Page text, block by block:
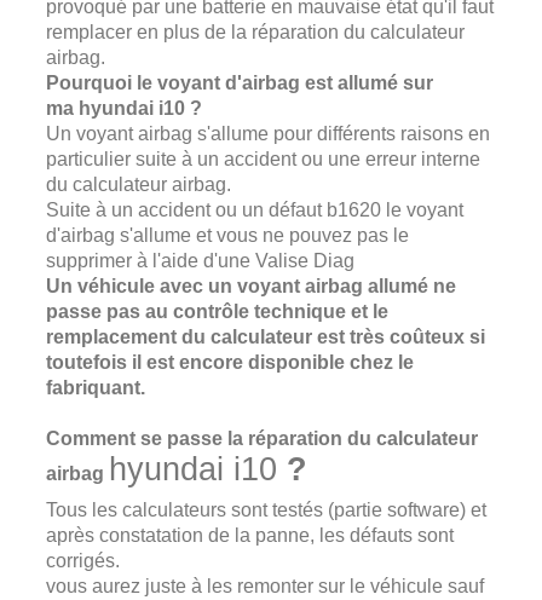
provoqué par une batterie en mauvaise état qu'il faut
remplacer en plus de la réparation du calculateur
airbag.
Pourquoi le voyant d'airbag est allumé sur
ma hyundai i10?
Un voyant airbag s'allume pour différents raisons en
particulier suite à un accident ou une erreur interne
du calculateur airbag.
Suite à un accident ou un défaut b1620 le voyant
d'airbag s'allume et vous ne pouvez pas le
supprimer à l'aide d'une Valise Diag
Un véhicule avec un voyant airbag allumé ne
passe pas au contrôle technique et le
remplacement du calculateur est très coûteux si
toutefois il est encore disponible chez le
fabriquant.
Comment se passe la réparation du calculateur
airbag hyundai i10 ?
Tous les calculateurs sont testés (partie software) et
après constatation de la panne, les défauts sont
corrigés.
vous aurez juste à les remonter sur le véhicule sauf